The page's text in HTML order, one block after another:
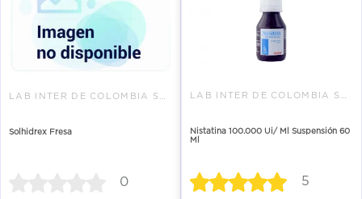
LAB INTER DE COLOMBIA SAS
Solhidrex Fresa
0
LAB INTER DE COLOMBIA SAS
Nistatina 100.000 Ui/ Ml Suspensión 60
Ml
5